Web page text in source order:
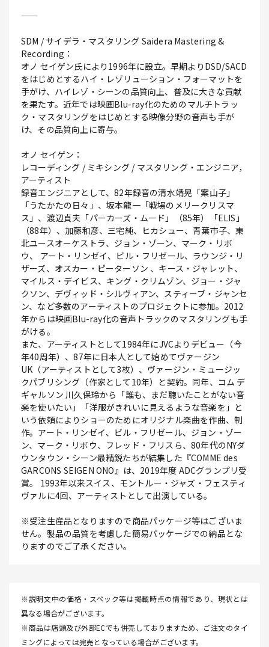
――
SDM / サイデラ・マスタリング Saidera Mastering &
Recording：
オノ セイゲン氏により1996年に設立。早期よりDSD/SACD
をはじめとするハイ・レゾリューション・フォーマットを
手がけ、ハイレゾ・シーンの品質向上、普及に大きな貢献
を果たす。近年では映画Blu-ray化のためのマルチトラッ
ク・マスタリングをはじめとする映像分野の音声も手が
け、その品質向上に寄与。
オノ セイゲン：
レコーディング / ミキシング / マスタリング・エンジニア，
アーティスト
録音エンジニアとして、82年録音の清水靖晃「案山子」
「うたかたの日々」、坂本龍一「戦場のメリークリスマ
ス」、渡辺貞夫「パーカーズ・ムード」（85年）「ELIS」
（88年）、加藤和彦、三宅純、ヒカシュー、青葉市子、東
北ユースオーケストラ、ジョン・ゾーン、マーク・リボ
ウ、 アート・リンゼイ、ビル・フリゼール、ラウンジ・リ
ザーズ、オスカー・ピーターソン 、キース・ジャレット、
マイルス・デイビス、キング・クリムゾン、ジョー・ジャ
クソン、デヴィッド・シルヴィアン、スティーブ・ジャンセ
ン、など多数のアーティストのプロジェクトに参加。2012
年からは映画Blu-ray化の音声トラックのマスタリングも手
がける。
また、アーティストとして1984年にJVCよりデビュー（今
年40周年）、87年に日本人として始めてヴァージン
UK（アーティストとして3枚）、ヴァージン・ミュージッ
クパブリシング（作家として10年）と契約。同年、コム デ
ギャルソン 川久保玲から「誰も、まだ聴いたことがない音
楽を使いたい」「洋服がきれいに見えるような音楽を」と
いう依頼によりショーのためにオリジナル楽曲を作曲、制
作。アート・リンゼイ、ビル・フリゼール、ジョン・ゾー
ン、マーク・リボウ、フレッド・フリスら、80年代のNYダ
ウンタウン・シーン最精鋭たちが結集した『COMME des
GARCONS SEIGEN ONO』は、2019年度 ADCグランプリ受
賞。 1993年以来スイス、モントルー・ジャズ・フェスティ
ヴァルに4回、アーティストとして出演している。
※受注生産品となりますので商品パッケージ等はございま
せん。製品の品質を考慮した簡易パッケージでの納品とな
りますのでご了承ください。
※説明文中の価格・スペック等は掲載時点の情報であり、現状とは
異なる場合がございます。
※商品は店頭及び外部ECでも併売しておりますため、ご注文のタイ
ミングによっては完売となっている場合がございます。